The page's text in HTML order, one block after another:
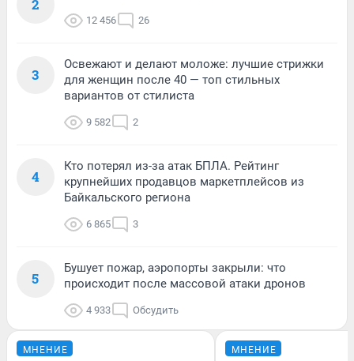
2
12 456 26
3
Освежают и делают моложе: лучшие стрижки
для женщин после 40 — топ стильных
вариантов от стилиста
9 582 2
4
Кто потерял из-за атак БПЛА. Рейтинг
крупнейших продавцов маркетплейсов из
Байкальского региона
6 865 3
5
Бушует пожар, аэропорты закрыли: что
происходит после массовой атаки дронов
4 933 Обсудить
МНЕНИЕ МНЕНИЕ